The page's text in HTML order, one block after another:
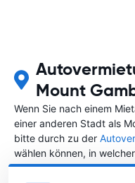
Mount
Wenn Sie nach einem
einer anderen Stadt als
bitte durch zu der
wählen können, in
mieten möchten.